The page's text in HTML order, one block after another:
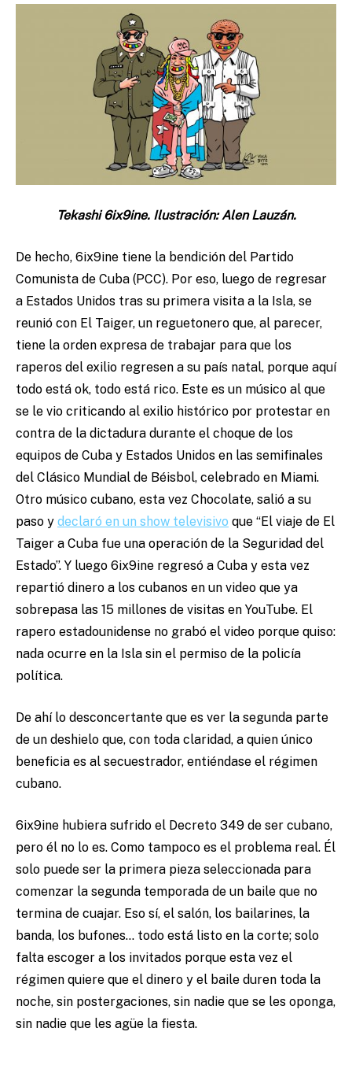
Tekashi 6ix9ine. Ilustración: Alen Lauzán.
De hecho, 6ix9ine tiene la bendición del Partido
Comunista de Cuba (PCC). Por eso, luego de regresar
a Estados Unidos tras su primera visita a la Isla, se
reunió con El Taiger, un reguetonero que, al parecer,
tiene la orden expresa de trabajar para que los
raperos del exilio regresen a su país natal, porque aquí
todo está ok, todo está rico. Este es un músico al que
se le vio criticando al exilio histórico por protestar en
contra de la dictadura durante el choque de los
equipos de Cuba y Estados Unidos en las semifinales
del Clásico Mundial de Béisbol, celebrado en Miami.
Otro músico cubano, esta vez Chocolate, salió a su
paso y declaró en un show televisivo que “El viaje de El
Taiger a Cuba fue una operación de la Seguridad del
Estado”. Y luego 6ix9ine regresó a Cuba y esta vez
repartió dinero a los cubanos en un video que ya
sobrepasa las 15 millones de visitas en YouTube. El
rapero estadounidense no grabó el video porque quiso:
nada ocurre en la Isla sin el permiso de la policía
política.
De ahí lo desconcertante que es ver la segunda parte
de un deshielo que, con toda claridad, a quien único
beneficia es al secuestrador, entiéndase el régimen
cubano.
6ix9ine hubiera sufrido el Decreto 349 de ser cubano,
pero él no lo es. Como tampoco es el problema real. Él
solo puede ser la primera pieza seleccionada para
comenzar la segunda temporada de un baile que no
termina de cuajar. Eso sí, el salón, los bailarines, la
banda, los bufones… todo está listo en la corte; solo
falta escoger a los invitados porque esta vez el
régimen quiere que el dinero y el baile duren toda la
noche, sin postergaciones, sin nadie que se les oponga,
sin nadie que les agüe la fiesta.